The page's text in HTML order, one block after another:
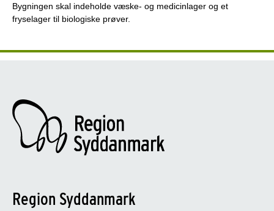
Bygningen skal indeholde væske- og medicinlager og et
fryselager til biologiske prøver.
Region Syddanmark